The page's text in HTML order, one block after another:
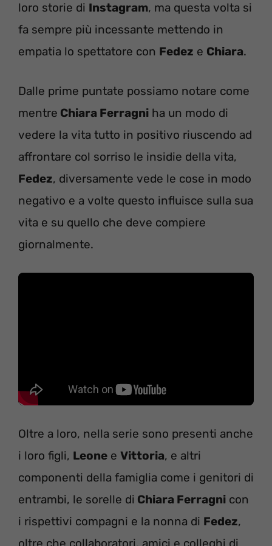
loro storie di Instagram, ma questa volta si
fa sempre più incessante mettendo in
empatia lo spettatore con Fedez e Chiara.
Dalle prime puntate possiamo notare come
mentre Chiara Ferragni ha un modo di
vedere la vita tutto in positivo riuscendo ad
affrontare col sorriso le insidie della vita,
Fedez, diversamente vede le cose in modo
negativo e a volte questo influisce sulla sua
vita e su quello che deve compiere
giornalmente.
Oltre a loro, nella serie sono presenti anche
i loro figli, Leone e Vittoria, e altri
componenti della famiglia come i genitori di
entrambi, le sorelle di Chiara Ferragni con
i rispettivi compagni e la nonna di Fedez,
oltre che collaboratori, amici e colleghi di